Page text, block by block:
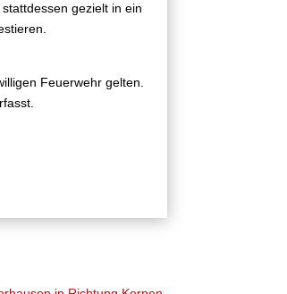
gezielt in ein
Feuerwehr gelten.